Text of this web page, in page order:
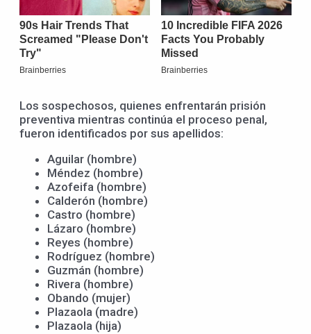
Los sospechosos, quienes enfrentarán prisión
preventiva mientras continúa el proceso penal,
fueron identificados por sus apellidos:
Aguilar (hombre)
Méndez (hombre)
Azofeifa (hombre)
Calderón (hombre)
Castro (hombre)
Lázaro (hombre)
Reyes (hombre)
Rodríguez (hombre)
Guzmán (hombre)
Rivera (hombre)
Obando (mujer)
Plazaola (madre)
Plazaola (hija)